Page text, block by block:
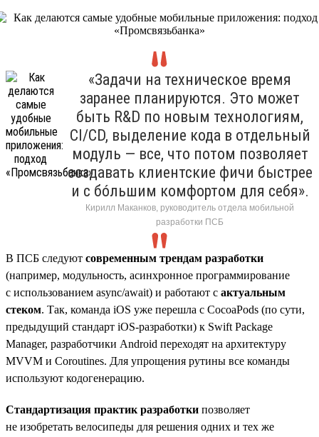
«Задачи на техническое время
заранее планируются. Это может
быть R&D по новым технологиям,
CI/CD, выделение кода в отдельный
модуль — все, что потом позволяет
создавать клиентские фичи быстрее
и с бóльшим комфортом для себя».
Кирилл Маканков, руководитель отдела мобильной
разработки ПСБ
В ПСБ следуют современным трендам разработки
(например, модульность, асинхронное программирование
с использованием async/await) и работают с актуальным
стеком. Так, команда iOS уже перешла с CocoaPods (по сути,
предыдущий стандарт iOS-разработки) к Swift Package
Manager, разработчики Android переходят на архитектуру
MVVM и Coroutines. Для упрощения рутины все команды
используют кодогенерацию.
Стандартизация практик разработки позволяет
не изобретать велосипеды для решения одних и тех же